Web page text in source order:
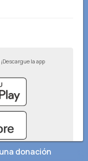
la app
donación